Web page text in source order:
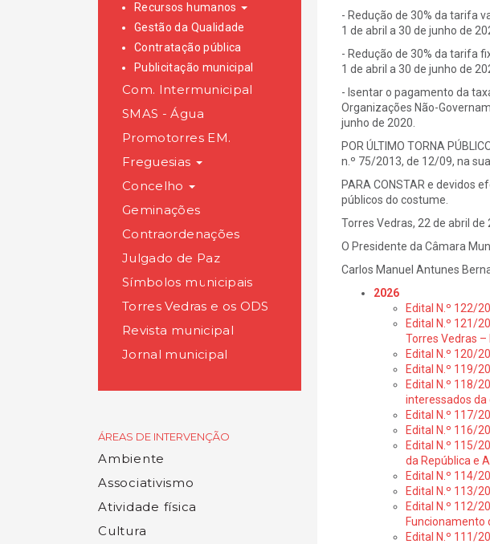
Recursos humanos
Gestão da Qualidade
Contratação pública
Publicitação municipal
Com. Intermunicipal
SMAS - Água
Promotorres EM.
Freguesias
Concelho
Geminações
Contraordenações
Julgado de Paz
Símbolos municipais
Torres Vedras e os ODS
Revista municipal
Jornal municipal
ÁREAS DE INTERVENÇÃO
Ambiente
Associativismo
Atividade física
Cultura
- Redução de 30% da tarifa
1 de abril a 30 de junho de
- Redução de 30% da tarifa
1 de abril a 30 de junho de
- Isentar o pagamento da
Organizações Não-
junho de 2020.
POR ÚLTIMO TORNA
n.º 75/2013, de 12/09, na
PARA CONSTAR e devidos
públicos do costume.
Torres Vedras, 22 de abril de
O Presidente da Câmara
Carlos Manuel Antunes
2026
Edital N.º 122/
Edital N.º 121/
Torres Vedras
Edital N.º 120/
Edital N.º 119/
Edital N.º 118/
interessados da
Edital N.º 117/
Edital N.º 116/
Edital N.º 115/
da República e
Edital N.º 114/
Edital N.º 113/
Edital N.º 112/
Funcionamento
Edital N.º 111/